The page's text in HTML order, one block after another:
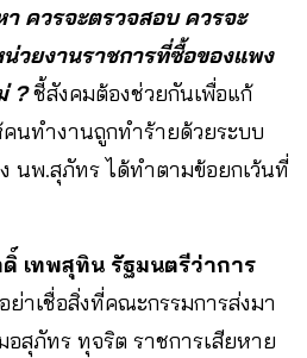
ควรจะตรวจสอบ ควรจะ
วยงานราชการที่ซื้อของแพง
?ชี้สังคมต้องช่วยกันเพื่อแก้
นทำงานถูกทำร้ายด้วยระบบ
นพ.สุภัทร ได้ทำตามข้อยกเว้นที่
เทพสุทิน รัฐมนตรีว่าการ
อย่าเชื่อสิ่งที่คณะกรรมการส่งมา
อสุภัทร ทุจริต ราชการเสียหาย